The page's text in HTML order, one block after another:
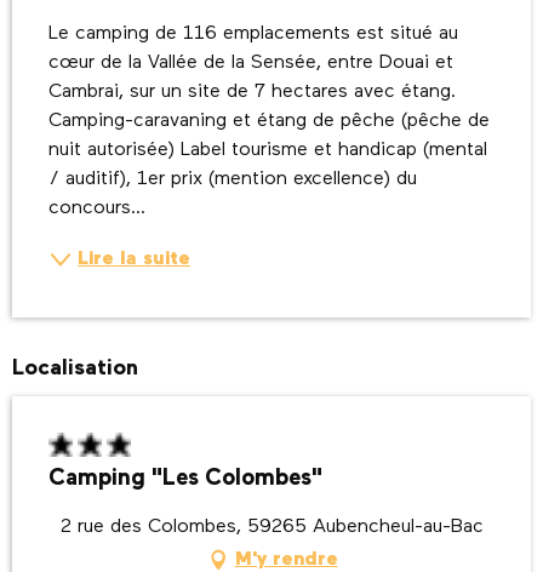
Le camping de 116 emplacements est situé au
cœur de la Vallée de la Sensée, entre Douai et
Cambrai, sur un site de 7 hectares avec étang.
Camping-caravaning et étang de pêche (pêche de
nuit autorisée) Label tourisme et handicap (mental
/ auditif), 1er prix (mention excellence) du
concours...
Lire la suite
Localisation
Camping "Les Colombes"
2 rue des Colombes, 59265 Aubencheul-au-Bac
M'y rendre